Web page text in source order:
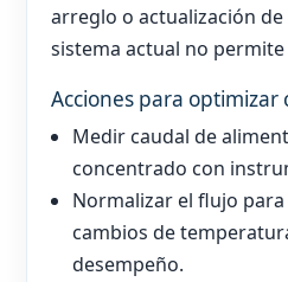
arreglo o actualización
sistema actual no
Acciones para optimizar
Medir caudal de
concentrado con
Normalizar el flujo
cambios de
desempeño.